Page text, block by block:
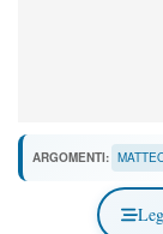
ARGOMENTI: